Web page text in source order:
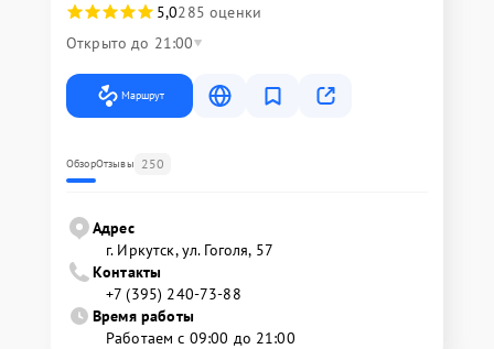
5,0285 оценки
Открыто до 21:00
Маршрут
ОбзорОтзывы 250
Адрес
г. Иркутск, ул. ​Гоголя, 57
Контакты
+7 (395) 240-73-88
Время работы
Работаем с 09:00 до 21:00